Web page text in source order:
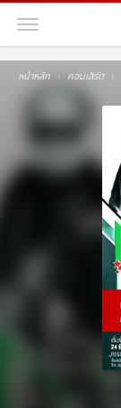
หน้าหลัก คอนเสิร์ต